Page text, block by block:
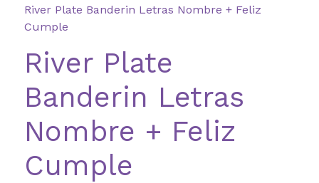
River Plate Banderin Letras Nombre + Feliz
Cumple
River Plate
Banderin Letras
Nombre + Feliz
Cumple